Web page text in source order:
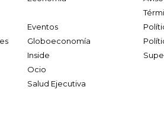
Eventos
Globoeconomía
Inside
Ocio
Salud Ejecutiva